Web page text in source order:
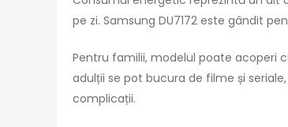
pe zi. Samsung DU7172 este gândit
Pentru familii, modelul poate acoperi
adulții se pot bucura de filme și
complicații.